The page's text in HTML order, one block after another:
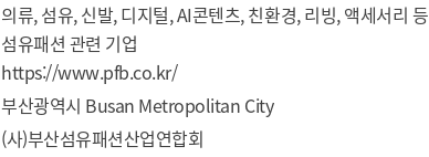
의류, 섬유, 신발, 디지털, AI콘텐츠, 친환경, 리빙, 액세서리 등
섬유패션 관련 기업
https://www.pfb.co.kr/
부산광역시 Busan Metropolitan City
(사)부산섬유패션산업연합회